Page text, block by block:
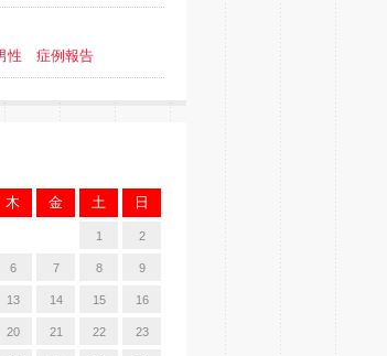
性 症例報告
木 金 土 日
1 2
6 7 8 9
13 14 15 16
20 21 22 23